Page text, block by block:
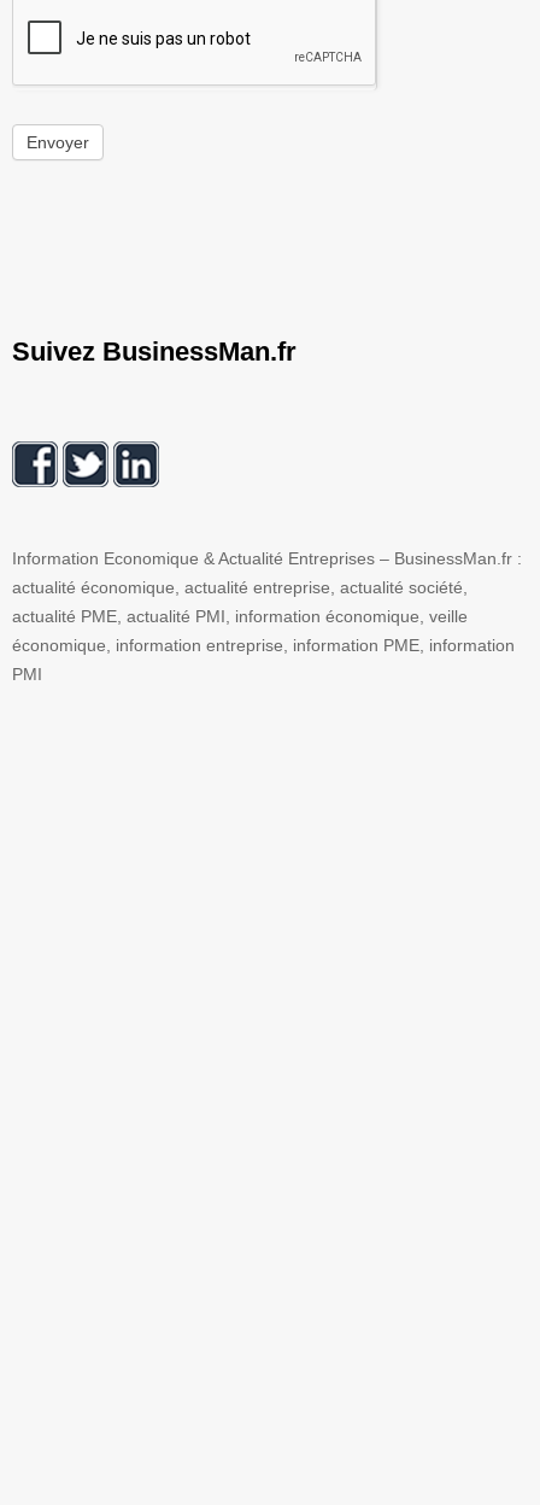
Envoyer
Suivez BusinessMan.fr
Information Economique & Actualité Entreprises – BusinessMan.fr :
actualité économique, actualité entreprise, actualité société,
actualité PME, actualité PMI, information économique, veille
économique, information entreprise, information PME, information
PMI